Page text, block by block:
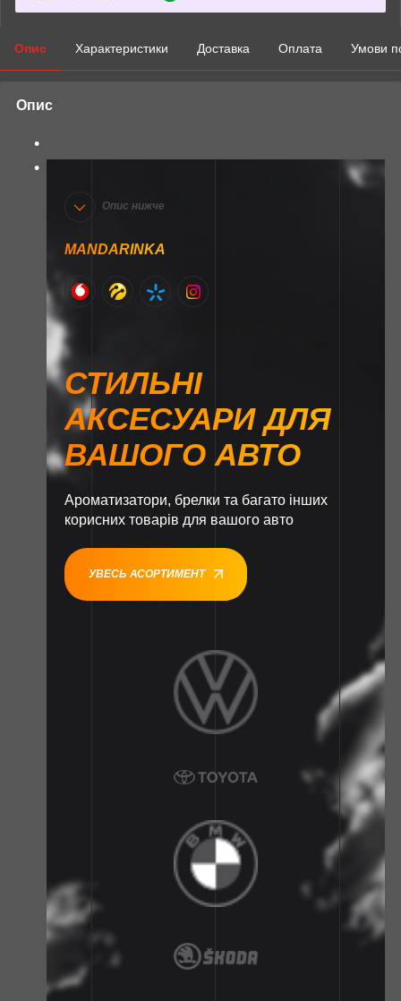
Опис Характеристики Доставка Оплата Умови
Опис
Опис нижче
MANDARINKA
СТИЛЬНІ
АКСЕСУАРИ ДЛЯ
ВАШОГО АВТО
Ароматизатори, брелки та багато інших
корисних товарів для вашого авто
УВЕСЬ АСОРТИМЕНТ